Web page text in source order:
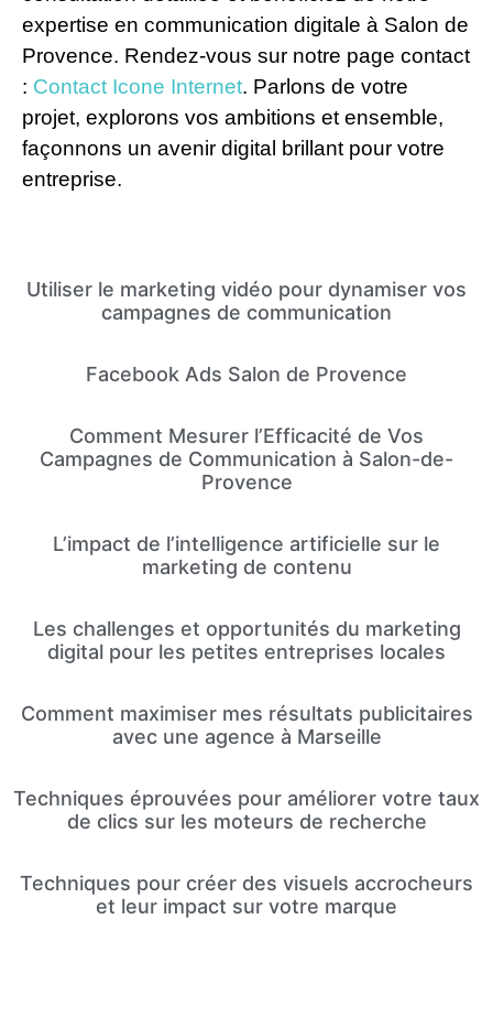
expertise en communication digitale à Salon de
Provence. Rendez-vous sur notre page contact
: Contact Icone Internet. Parlons de votre
projet, explorons vos ambitions et ensemble,
façonnons un avenir digital brillant pour votre
entreprise.
Utiliser le marketing vidéo pour dynamiser vos
campagnes de communication
Facebook Ads Salon de Provence
Comment Mesurer l’Efficacité de Vos
Campagnes de Communication à Salon-de-
Provence
L’impact de l’intelligence artificielle sur le
marketing de contenu
Les challenges et opportunités du marketing
digital pour les petites entreprises locales
Comment maximiser mes résultats publicitaires
avec une agence à Marseille
Techniques éprouvées pour améliorer votre taux
de clics sur les moteurs de recherche
Techniques pour créer des visuels accrocheurs
et leur impact sur votre marque